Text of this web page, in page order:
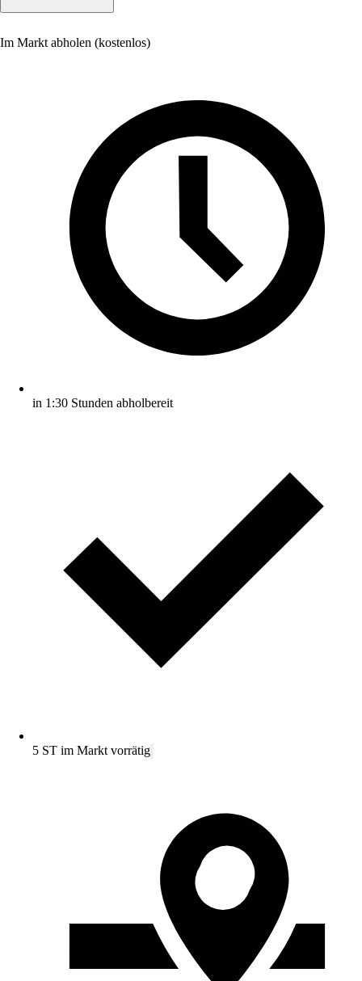
Im Markt abholen (kostenlos)
in 1:30 Stunden abholbereit
5 ST im Markt vorrätig